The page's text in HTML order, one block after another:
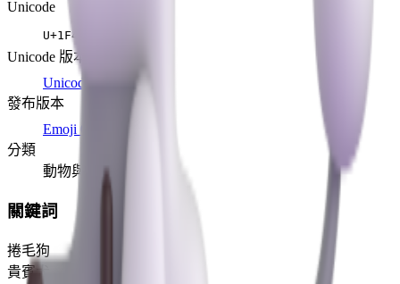
Unicode
U+1F429
Unicode 版本
Unicode 6.0
(2010)
發布版本
Emoji 0.6
分類
動物與自然
關鍵詞
捲毛狗
貴賓犬